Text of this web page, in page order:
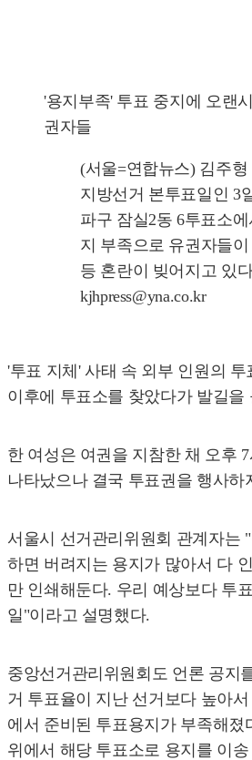
'용지부족' 투표 중지에 오랜
권자들
(서울=연합뉴스) 김주형
지방선거 본투표일인 3
파구 잠실2동 6투표소
지 부족으로 유권자들
등 혼란이 빚어지고 있
kjhpress@yna.co.kr
'투표 지체' 사태 속 외부 인원의 투
이후에 투표소를 찾았다가 발길을
한 여성은 여권을 지참한 채 오후
나타났으나 결국 투표권을 행사하
서울시 선거관리위원회 관계자는
하면 버려지는 용지가 많아서 다
만 인쇄해둔다. 우리 예상보다 투
일"이라고 설명했다.
중앙선거관리위원회도 언론 공지
거 투표율이 지난 선거보다 높아
에서 준비된 투표용지가 부족해졌
위에서 해당 투표소로 용지를 이